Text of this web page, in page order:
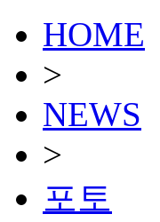
HOME
>
NEWS
>
포토